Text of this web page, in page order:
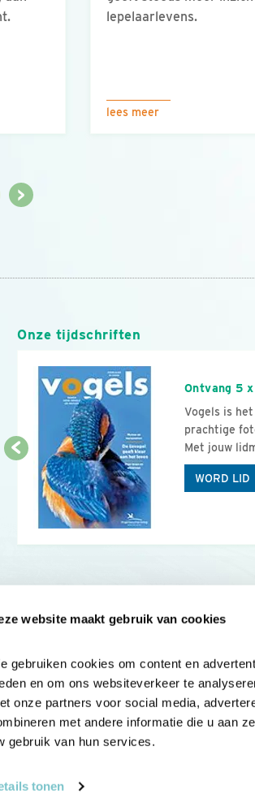
website maakt gebruik van cookies
gebruiken cookies om content en
en om ons websiteverkeer te
onze partners voor social media,
met andere informatie die u aan
gebruik van hun services.
tonen
lepelaarlevens.
lees meer
>
Onze tijdschriften
Ontvang 5
Vogels is
prachtige
Met jouw
WORD LID